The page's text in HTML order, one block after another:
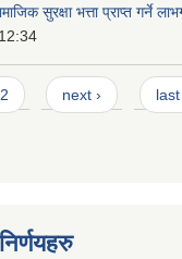
सुरक्षा भत्ता प्राप्त गर्ने
2 next ›